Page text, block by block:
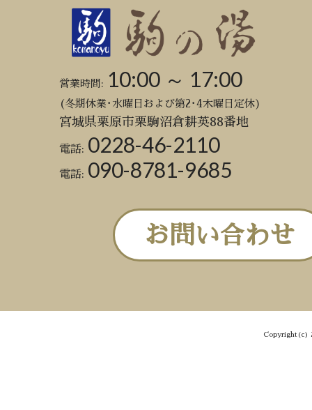
営業時間: 10:00 ～ 17:00
(冬期休業･水曜日および第2･4木曜日定休)
宮城県栗原市栗駒沼倉耕英88番地
電話: 0228-46-2110
電話: 090-8781-9685
お問い合わせ
Copyright(c)